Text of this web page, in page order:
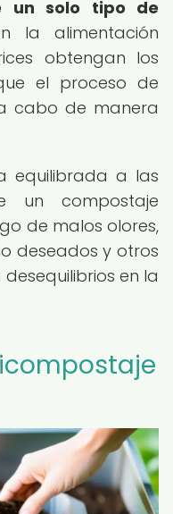
un solo tipo de
la alimentación
obtengan los
el proceso de
cabo de manera
equilibrada a las
un compostaje
de malos olores,
deseados y otros
en la